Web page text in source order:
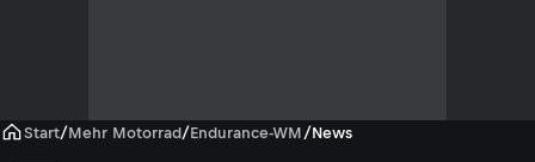
Start/Mehr Motorrad/Endurance-WM /News